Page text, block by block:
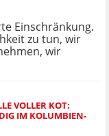
Einschränkung.
zu tun, wir
wir
VOLLER KOT:
IM KOLUMBIEN-